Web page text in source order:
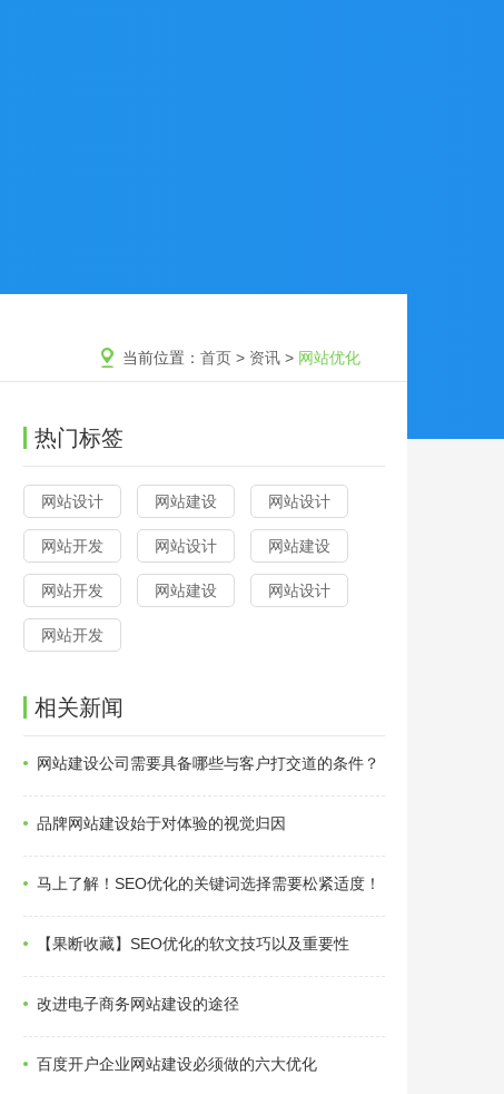
当前位置：首页 > 资讯 > 网站优化
热门标签
网站设计 网站建设 网站设计
网站开发 网站设计 网站建设
网站开发 网站建设 网站设计
网站开发
相关新闻
网站建设公司需要具备哪些与客户打交道的条件？
品牌网站建设始于对体验的视觉归因
马上了解！SEO优化的关键词选择需要松紧适度！
【果断收藏】SEO优化的软文技巧以及重要性
改进电子商务网站建设的途径
百度开户企业网站建设必须做的六大优化